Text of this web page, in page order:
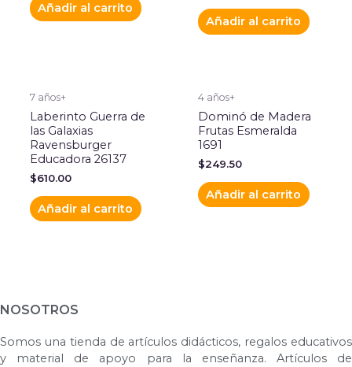
Añadir al carrito
Añadir al carrito
7 años+
Laberinto Guerra de
las Galaxias
Ravensburger
Educadora 26137
$610.00
Añadir al carrito
4 años+
Dominó de Madera
Frutas Esmeralda
1691
$249.50
Añadir al carrito
NOSOTROS
Somos una tienda de artículos didácticos, regalos educativos
y material de apoyo para la enseñanza. Artículos de